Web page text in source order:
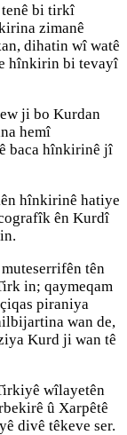
tenê bi tirkî
zimanê
dihatin wî watê
hînkirin bi tevayî
ji bo Kurdan
hemî
baca hînkirinê jî
hînkirinê hatiye
ên Kurdî
tên
in; qaymeqam
piraniya
wan de,
Kurd ji wan tê
wîlayetên
û Xarpêtê
divê têkeve ser.